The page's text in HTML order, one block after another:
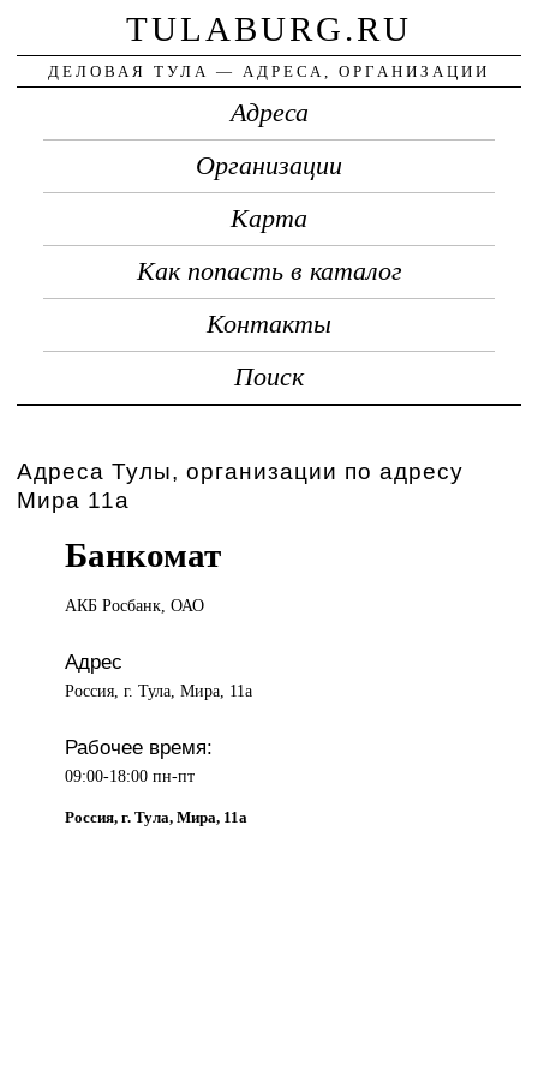
TULABURG.RU
ДЕЛОВАЯ ТУЛА — АДРЕСА, ОРГАНИЗАЦИИ
Адреса
Организации
Карта
Как попасть в каталог
Контакты
Поиск
Адреса Тулы, организации по адресу
Мира 11а
Банкомат
АКБ Росбанк,ОАО
Адрес
Россия, г. Тула, Мира, 11а
Рабочее время:
09:00-18:00 пн-пт
Россия, г. Тула, Мира, 11а